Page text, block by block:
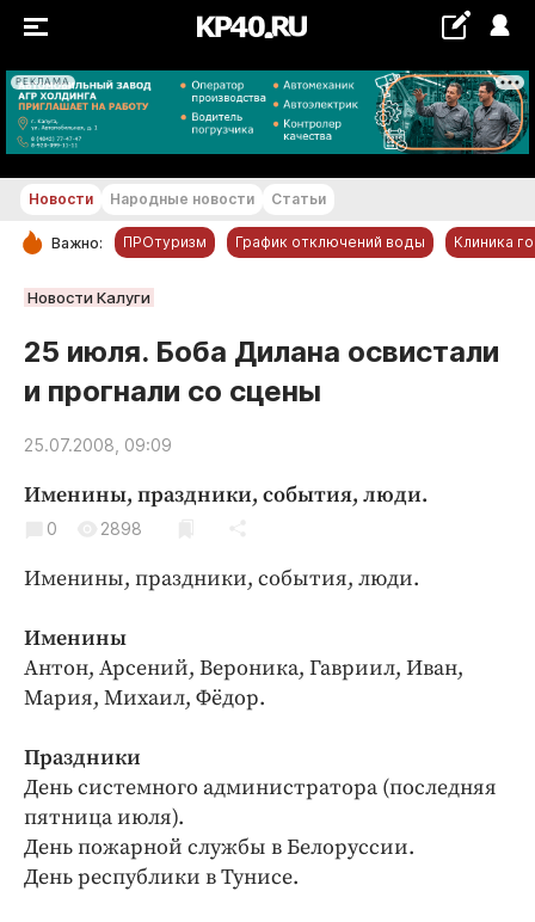
РЕКЛАМА
+22...+23 °С
РУБРИКИ
Обнинск
Новости компаний
Статьи
Народные новости
Благоустройство
Культура
Образование
Общество
Праздники
Происшествия
Спорт
Экономика и бизнес
Новости Народные новости Статьи
Важно: ПРОтуризм График отключений воды Клиника
Новости Калуги
25 июля. Боба Дилана освистали
и прогнали со сцены
25.07.2008, 09:09
Именины, праздники, события, люди.
0 2898
Именины, праздники, события, люди.
Именины
Антон, Арсений, Вероника, Гавриил, Иван,
Мария, Михаил, Фёдор.
Праздники
День системного администратора (последняя
пятница июля).
День пожарной службы в Белоруссии.
День республики в Тунисе.